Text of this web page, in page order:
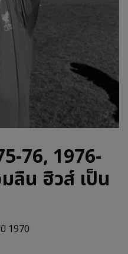
76, 1976-
ลิน ฮิวส์ เป็น
1970